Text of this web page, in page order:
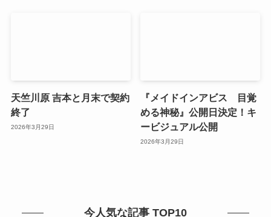
天竺川原 吉本と月末で契約
終了
2026年3月29日
『メイドインアビス 目覚
める神秘』公開日決定！キ
ービジュアル公開
2026年3月29日
今人気な記事 TOP10